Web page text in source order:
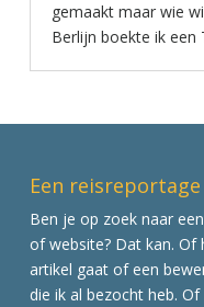
gemaakt maar wie
Berlijn boekte ik een
Een
Ben je op zoek naar
of website? Dat kan.
artikel gaat of een
die ik al bezocht heb.